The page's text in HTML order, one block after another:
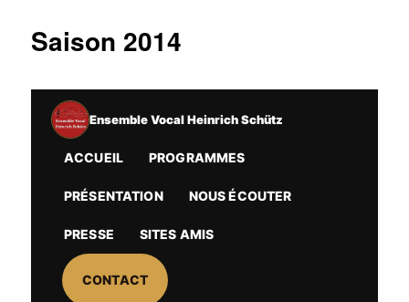
Saison 2014
Ensemble Vocal Heinrich Schütz
ACCUEIL PROGRAMMES
PRÉSENTATION NOUS ÉCOUTER
PRESSE SITES AMIS
CONTACT